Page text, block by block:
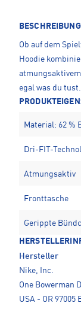
BESCHREIBUNG
Ob auf dem
Hoodie
egal was du tust.
Material: 62 %
Dri-FIT-
Atmungsaktiv
Fronttasche
Gerippte
Hersteller
Nike, Inc.
One Bowerman
USA - OR 97005